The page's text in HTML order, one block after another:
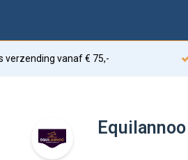
verzending vanaf € 75,-